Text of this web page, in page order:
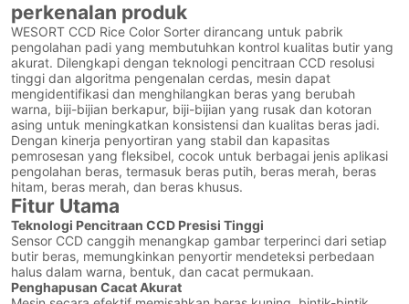
perkenalan produk
WESORT CCD Rice Color Sorter dirancang untuk pabrik
pengolahan padi yang membutuhkan kontrol kualitas butir yang
akurat. Dilengkapi dengan teknologi pencitraan CCD resolusi
tinggi dan algoritma pengenalan cerdas, mesin dapat
mengidentifikasi dan menghilangkan beras yang berubah
warna, biji-bijian berkapur, biji-bijian yang rusak dan kotoran
asing untuk meningkatkan konsistensi dan kualitas beras jadi.
Dengan kinerja penyortiran yang stabil dan kapasitas
pemrosesan yang fleksibel, cocok untuk berbagai jenis aplikasi
pengolahan beras, termasuk beras putih, beras merah, beras
hitam, beras merah, dan beras khusus.
Fitur Utama
Teknologi Pencitraan CCD Presisi Tinggi
Sensor CCD canggih menangkap gambar terperinci dari setiap
butir beras, memungkinkan penyortir mendeteksi perbedaan
halus dalam warna, bentuk, dan cacat permukaan.
Penghapusan Cacat Akurat